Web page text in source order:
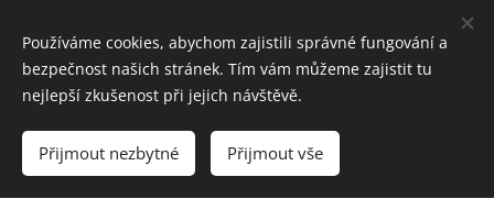
© 2025, Ekologická likvidace vozidel Plzeň,
Vytvořeno službou Webnode
Používáme cookies, abychom zajistili správné fungování a
bezpečnost našich stránek. Tím vám můžeme zajistit tu
nejlepší zkušenost při jejich návštěvě.
Přijmout nezbytné Přijmout vše